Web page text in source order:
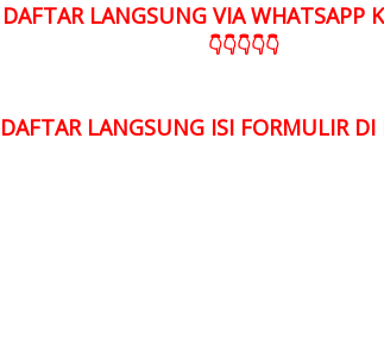
DAFTAR LANGSUNG VIA WHATSAPP
👇👇👇👇👇
DAFTAR LANGSUNG ISI FORMULIR